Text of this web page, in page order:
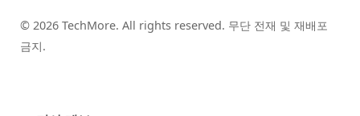
© 2026 TechMore. All rights reserved. 무단 전재 및 재배포
금지.